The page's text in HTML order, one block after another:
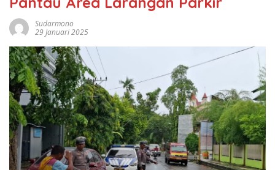
Sudarmono
29 Januari 2025